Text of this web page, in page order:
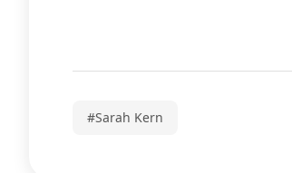
#Sarah Kern